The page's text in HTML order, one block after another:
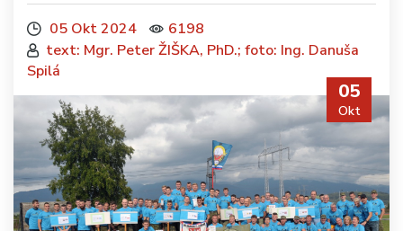
05 Okt 2024
6198
text: Mgr. Peter ŽIŠKA, PhD.; foto: Ing. Danuša
Spilá
05
Okt